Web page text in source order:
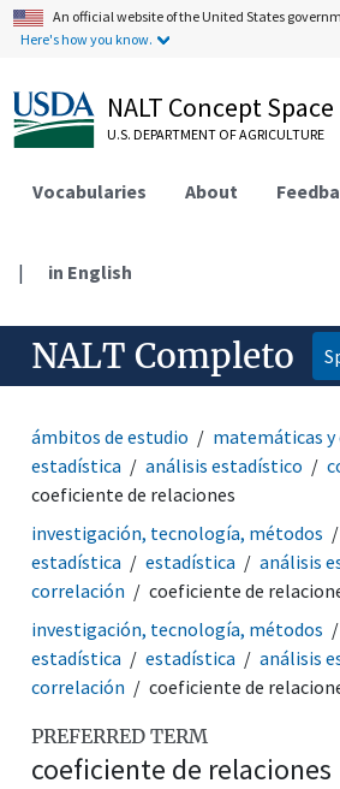
An official website of the United States
Here's how you know.
NALT Concept Space
U.S. DEPARTMENT OF AGRICULTURE
Vocabularies About
| in English
NALT Completo
ámbitos de estudio
matemáticas
estadística
análisis estadístico
coeficiente de relaciones
investigación, tecnología, métodos
estadística
estadística
análisis
correlación
coeficiente de
investigación, tecnología, métodos
estadística
estadística
análisis
correlación
coeficiente de
PREFERRED TERM
coeficiente de relaciones